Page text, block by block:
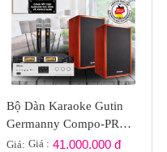
Bộ Dàn Karaoke Gutin
Germanny Compo-PRO
GT2022-S06
Giá: Giá : 41.000.000 đ